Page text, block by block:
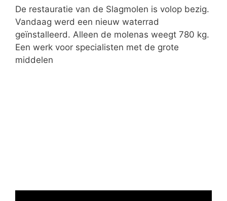
ë
n
De restauratie van de Slagmolen is volop bezig.
Vandaag werd een nieuw waterrad
geïnstalleerd. Alleen de molenas weegt 780 kg.
Een werk voor specialisten met de grote
middelen